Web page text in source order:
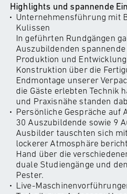
Highlights und spannende
Unternehmensführung mit
Kulissen
In geführten Rundgängen
Auszubildenden
Produktion und
Konstruktion über die
Endmontage unserer
die Gäste erlebten Technik
und Praxisnähe standen
Persönliche Gespräche auf
30 Auszubildende sowie 9
Ausbilder tauschten sich
lockerer Atmosphäre
Hand über die
duale Studiengänge und
Pester.
Live-